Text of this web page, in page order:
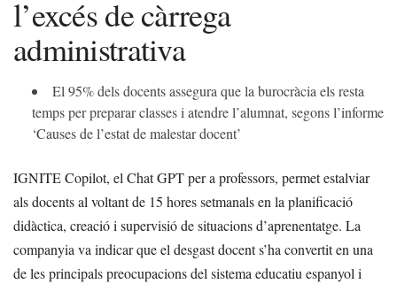
l’excés de càrrega
administrativa
El 95% dels docents assegura que la burocràcia els resta
temps per preparar classes i atendre l’alumnat, segons l’informe
‘Causes de l’estat de malestar docent’
IGNITE Copilot, el Chat GPT per a professors, permet estalviar
als docents al voltant de 15 hores setmanals en la planificació
didàctica, creació i supervisió de situacions d’aprenentatge. La
companyia va indicar que el desgast docent s’ha convertit en una
de les principals preocupacions del sistema educatiu espanyol i